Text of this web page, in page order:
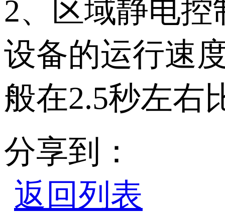
2、区域静电
设备的运行速
般在
分享到：
返回列表